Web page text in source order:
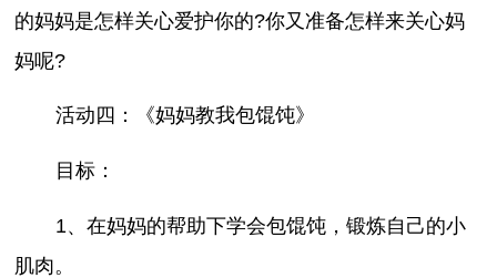
的妈妈是怎样关心爱护你的?你又准备怎样来关心妈
妈呢?
活动四：《妈妈教我包馄饨》
目标：
1、在妈妈的帮助下学会包馄饨，锻炼自己的小
肌肉。